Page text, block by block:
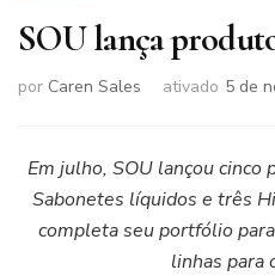
SOU lança
por Caren Sales ativado 5 de
Em julho, SOU lançou cinco
Sabonetes líquidos e três
completa seu portfólio
linhas para